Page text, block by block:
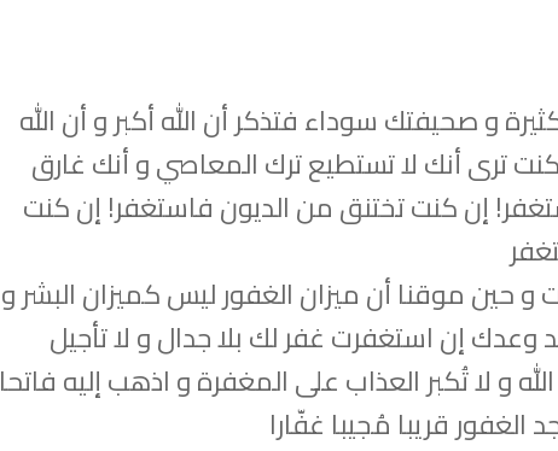
و صحيفتك سوداء فتذكر أن الله أكبر و أن الله
ترى أنك لا تستطيع ترك المعاصي و أنك غارق
إن كنت تختنق من الديون فاستغفر! إن كنت
حين موقنا أن ميزان الغفور ليس كميزان البشر و
وعدك إن استغفرت غفر لك بلا جدال و لا تأجيل
و لا تُكبر العذاب على المغفرة و اذهب إليه فاتحا
قريبا مُجيبا غفّارا